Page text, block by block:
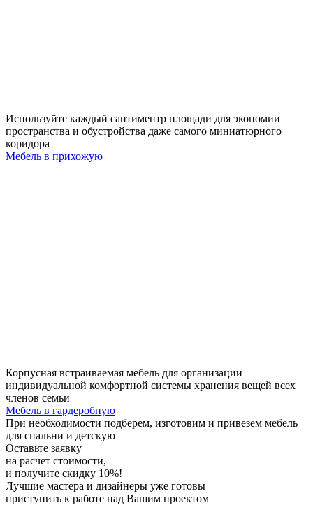
Используйте каждый сантиментр площади для экономии
пространства и обустройства даже самого миниатюрного
коридора
Мебель в прихожую
Корпусная встраиваемая мебель для организации
индивидуальной комфортной системы хранения вещей всех
членов семьи
Мебель в гардеробную
При необходимости подберем, изготовим и привезем мебель
для спальни и детскую
Оставьте заявку
на расчет стоимости,
и получите скидку 10%!
Лучшие мастера и дизайнеры уже готовы
приступить к работе над Вашим проектом